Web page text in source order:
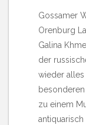
Gossamer
Orenburg
Galina
der
wieder alles
zu einem
antiquarisch